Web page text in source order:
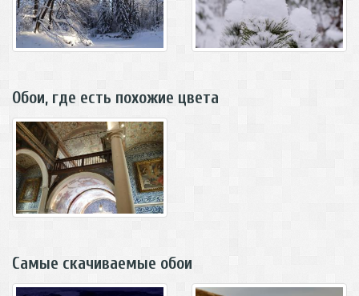
Обои, где есть похожие цвета
Самые скачиваемые обои